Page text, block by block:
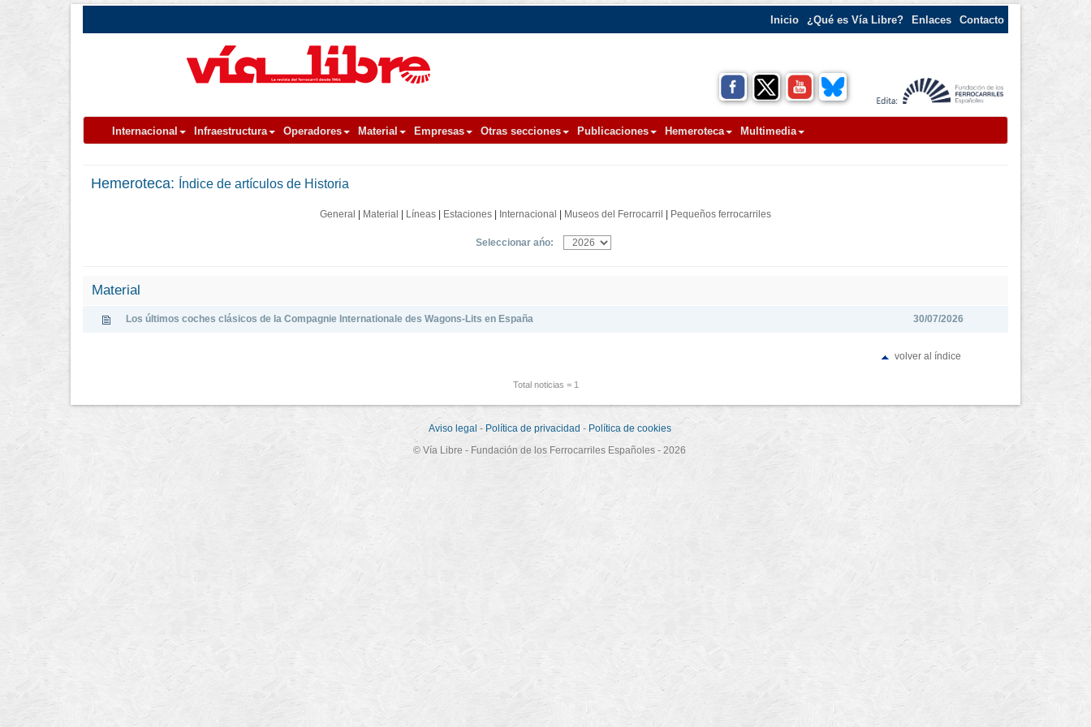
Inicio ¿Qué es Vía Libre? Enlaces Contacto
Internacional Infraestructura Operadores Material Empresas Otras secciones Publicaciones Hemeroteca Multimedia
Hemeroteca: Índice de artículos de Historia
General Material Líneas Estaciones Internacional Museos del Ferrocarril Pequeños ferrocarriles
Seleccionar ańo:
Material
Los últimos coches clásicos de la Compagnie Internationale des Wagons-Lits en España 30/07/2026
volver al índice
Total noticias = 1
Aviso legal - Política de privacidad - Política de cookies
© Vía Libre - Fundación de los Ferrocarriles Españoles - 2026